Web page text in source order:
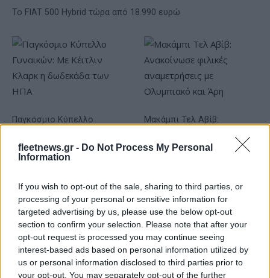
fleetnews.gr - Do Not Process My Personal
Information
If you wish to opt-out of the sale, sharing to third parties, or
processing of your personal or sensitive information for
targeted advertising by us, please use the below opt-out
section to confirm your selection. Please note that after your
opt-out request is processed you may continue seeing
interest-based ads based on personal information utilized by
us or personal information disclosed to third parties prior to
your opt-out. You may separately opt-out of the further
Το FIAT 500 Hybrid τώρα από 18.990 ευρώ
Παγκόσμιο Κύπελλο
η δωδεκάδα των ΗΠΑ
Μακάμπι Τελ Αβίβ:
αναμετρήσεις με Ολυμπιακό
και Άρη
HELLENiQ ENERGY: Κέρδη 393 εκατ. ευρώ στο α' εξάμηνο –
Στα 734 εκατ. ευρώ τα EBITDA